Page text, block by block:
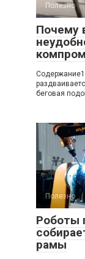
Полезно
Почему
беговая
Полезно
Роботы
рамы